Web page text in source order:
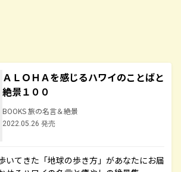
ＡＬＯＨＡを感じるハワイのことばと
絶景１００
BOOKS 旅の名言＆絶景
2022.05.26 発売
いてきた「地球の歩き方」があなたにお届